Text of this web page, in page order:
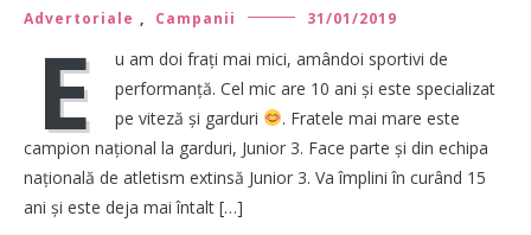
Advertoriale , Campanii 31/01/2019
E
u am doi frați mai mici, amândoi sportivi de
performanță. Cel mic are 10 ani și este specializat
pe viteză și garduri
. Fratele mai mare este
campion național la garduri, Junior 3. Face parte și din echipa
națională de atletism extinsă Junior 3. Va împlini în curând 15
ani și este deja mai întalt […]